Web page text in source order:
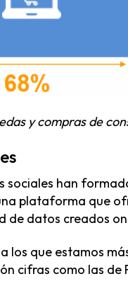
y compras de
sociales han
plataforma que
de datos creados
los que estamos
cifras como las de